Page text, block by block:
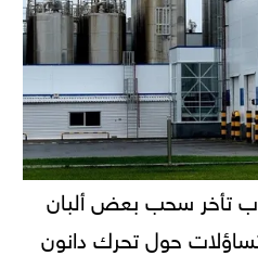
تأخر سحب بعض ألبان
حول تحرك دانون